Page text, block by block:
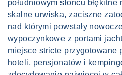
południowym słońcu
skalne urwiska, zaciszne
nad którymi powstały
wypoczynkowe z portami
miejsce stricte przygotowane
hoteli, pensjonatów i